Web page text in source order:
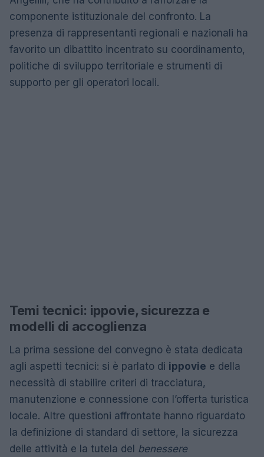
componente istituzionale del confronto. La
presenza di rappresentanti regionali e nazionali ha
favorito un dibattito incentrato su coordinamento,
politiche di sviluppo territoriale e strumenti di
supporto per gli operatori locali.
Temi tecnici: ippovie, sicurezza e
modelli di accoglienza
La prima sessione del convegno è stata dedicata
agli aspetti tecnici: si è parlato di ippovie e della
necessità di stabilire criteri di tracciatura,
manutenzione e connessione con l’offerta turistica
locale. Altre questioni affrontate hanno riguardato
la definizione di standard di settore, la sicurezza
delle attività e la tutela del benessere